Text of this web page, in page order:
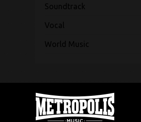
Soundtrack
Vocal
World Music